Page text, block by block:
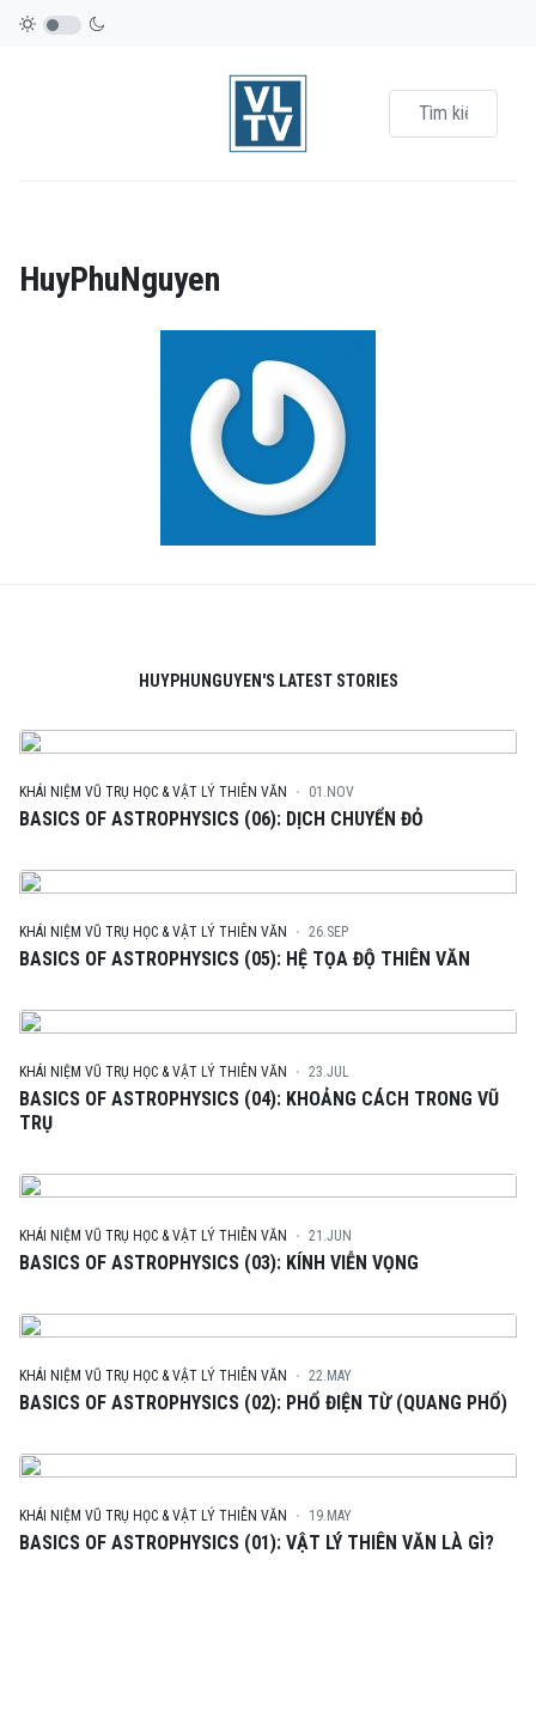
HuyPhuNguyen
HUYPHUNGUYEN'S LATEST STORIES
KHÁI NIỆM VŨ TRỤ HỌC & VẬT LÝ THIÊN VĂN 01.NOV
BASICS OF ASTROPHYSICS (06): DỊCH CHUYỂN ĐỎ
KHÁI NIỆM VŨ TRỤ HỌC & VẬT LÝ THIÊN VĂN 26.SEP
BASICS OF ASTROPHYSICS (05): HỆ TỌA ĐỘ THIÊN VĂN
KHÁI NIỆM VŨ TRỤ HỌC & VẬT LÝ THIÊN VĂN 23.JUL
BASICS OF ASTROPHYSICS (04): KHOẢNG CÁCH TRONG VŨ
TRỤ
KHÁI NIỆM VŨ TRỤ HỌC & VẬT LÝ THIÊN VĂN 21.JUN
BASICS OF ASTROPHYSICS (03): KÍNH VIỄN VỌNG
KHÁI NIỆM VŨ TRỤ HỌC & VẬT LÝ THIÊN VĂN 22.MAY
BASICS OF ASTROPHYSICS (02): PHỔ ĐIỆN TỪ (QUANG PHỔ)
KHÁI NIỆM VŨ TRỤ HỌC & VẬT LÝ THIÊN VĂN 19.MAY
BASICS OF ASTROPHYSICS (01): VẬT LÝ THIÊN VĂN LÀ GÌ?